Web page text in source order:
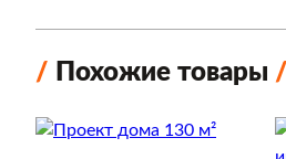
Похожие товары